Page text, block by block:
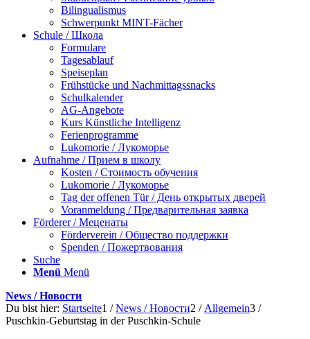
Bilingualismus
Schwerpunkt MINT-Fächer
Schule / Школа
Formulare
Tagesablauf
Speiseplan
Frühstücke und Nachmittagssnacks
Schulkalender
AG-Angebote
Kurs Künstliche Intelligenz
Ferienprogramme
Lukomorie / Лукоморье
Aufnahme / Прием в школу
Kosten / Стоимость обучения
Lukomorie / Лукоморье
Tag der offenen Tür / День открытых дверей
Voranmeldung / Предварительная заявка
Förderer / Меценаты
Förderverein / Общество поддержки
Spenden / Пожертвования
Suche
Menü Menü
News / Новости
Du bist hier: Startseite1 / News / Новости2 / Allgemein3 /
Puschkin-Geburtstag in der Puschkin-Schule